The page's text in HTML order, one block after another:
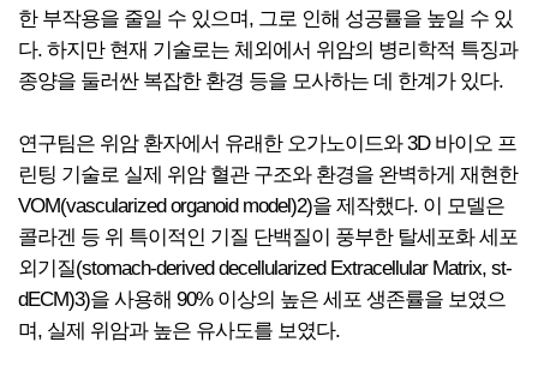
한 부작용을 줄일 수 있으며, 그로 인해 성공률을 높일 수 있
다. 하지만 현재 기술로는 체외에서 위암의 병리학적 특징과
종양을 둘러싼 복잡한 환경 등을 모사하는 데 한계가 있다.
연구팀은 위암 환자에서 유래한 오가노이드와 3D 바이오 프
린팅 기술로 실제 위암 혈관 구조와 환경을 완벽하게 재현한
VOM(vascularized organoid model)2)을 제작했다. 이 모델은
콜라겐 등 위 특이적인 기질 단백질이 풍부한 탈세포화 세포
외기질(stomach-derived decellularized Extracellular Matrix, st-
dECM)3)을 사용해 90% 이상의 높은 세포 생존률을 보였으
며, 실제 위암과 높은 유사도를 보였다.